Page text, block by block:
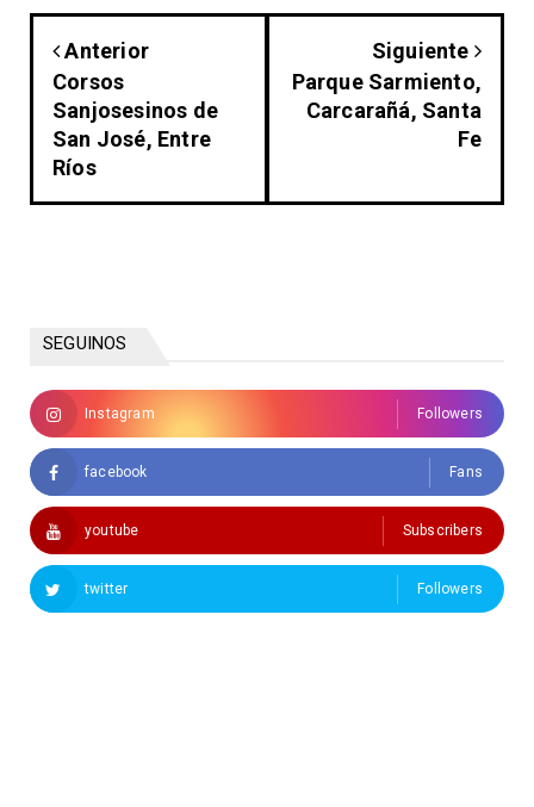
Anterior
Corsos
Sanjosesinos de
San José, Entre
Ríos
Siguiente
Parque Sarmiento,
Carcarañá, Santa
Fe
SEGUINOS
Instagram Followers
facebook Fans
youtube Subscribers
twitter Followers